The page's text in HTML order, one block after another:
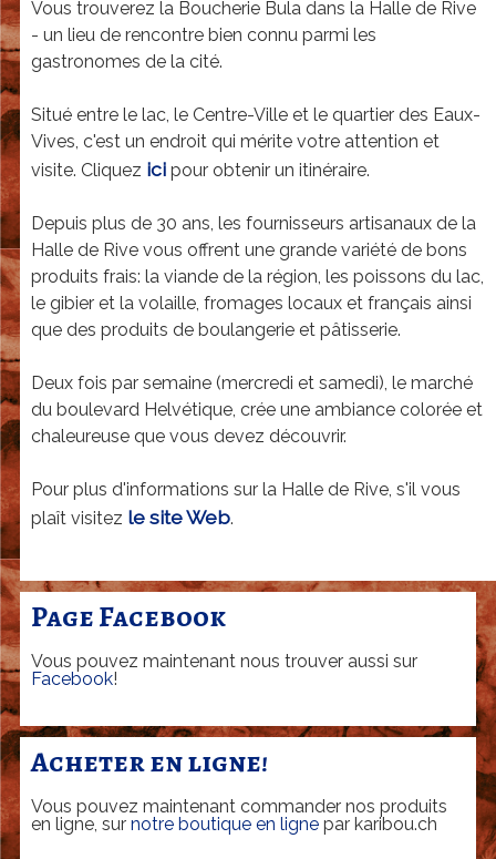
u
l
a
S
A
E
r
i
c
R
i
c
h
a
d
|
G
e
n
è
v
e
Vous trouverez la Boucherie Bula dans la Halle de Rive
- un lieu de rencontre bien connu parmi les
gastronomes de la cité.
Situé entre le lac, le Centre-Ville et le quartier des Eaux-
Vives, c'est un endroit qui mérite votre attention et
visite. Cliquez icipour obtenir un itinéraire.
Depuis plus de 30 ans, les fournisseurs artisanaux de la
Halle de Rive vous offrent une grande variété de bons
produits frais: la viande de la région, les poissons du lac,
le gibier et la volaille, fromages locaux et français ainsi
que des produits de boulangerie et pâtisserie.
Deux fois par semaine (mercredi et samedi), le marché
du boulevard Helvétique, crée une ambiance colorée et
chaleureuse que vous devez découvrir.
Pour plus d'informations sur la Halle de Rive, s'il vous
plaît visitez le site Web.
Page Facebook
Vous pouvez maintenant nous trouver aussi sur
Facebook!
Acheter en ligne!
Vous pouvez maintenant commander nos produits
en ligne, sur notre boutique en lignepar karibou.ch